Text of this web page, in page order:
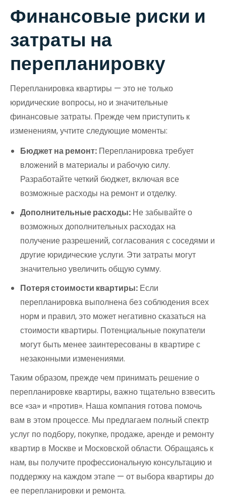
Финансовые риски и
затраты на
перепланировку
Перепланировка квартиры — это не только
юридические вопросы, но и значительные
финансовые затраты. Прежде чем приступить к
изменениям, учтите следующие моменты:
Бюджет на ремонт: Перепланировка требует
вложений в материалы и рабочую силу.
Разработайте четкий бюджет, включая все
возможные расходы на ремонт и отделку.
Дополнительные расходы: Не забывайте о
возможных дополнительных расходах на
получение разрешений, согласования с соседями и
другие юридические услуги. Эти затраты могут
значительно увеличить общую сумму.
Потеря стоимости квартиры: Если
перепланировка выполнена без соблюдения всех
норм и правил, это может негативно сказаться на
стоимости квартиры. Потенциальные покупатели
могут быть менее заинтересованы в квартире с
незаконными изменениями.
Таким образом, прежде чем принимать решение о
перепланировке квартиры, важно тщательно взвесить
все «за» и «против». Наша компания готова помочь
вам в этом процессе. Мы предлагаем полный спектр
услуг по подбору, покупке, продаже, аренде и ремонту
квартир в Москве и Московской области. Обращаясь к
нам, вы получите профессиональную консультацию и
поддержку на каждом этапе — от выбора квартиры до
ее перепланировки и ремонта.